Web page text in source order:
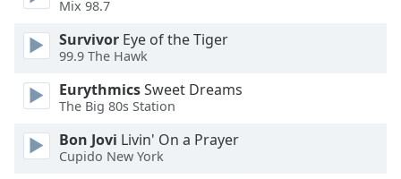
Text
Color
Opacity
Text
Background
Mix 98.7
Survivor Eye of the Tiger
99.9 The Hawk
EurythmicsSweet Dreams
The Big 80s Station
Bon Jovi Livin' On a Prayer
Cupido New York